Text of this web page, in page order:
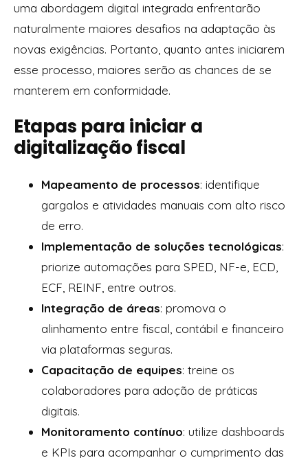
uma abordagem digital integrada enfrentarão
naturalmente maiores desafios na adaptação às
novas exigências. Portanto, quanto antes iniciarem
esse processo, maiores serão as chances de se
manterem em conformidade.
Etapas para iniciar a
digitalização fiscal
Mapeamento de processos: identifique
gargalos e atividades manuais com alto risco
de erro.
Implementação de soluções tecnológicas:
priorize automações para SPED, NF-e, ECD,
ECF, REINF, entre outros.
Integração de áreas: promova o
alinhamento entre fiscal, contábil e financeiro
via plataformas seguras.
Capacitação de equipes: treine os
colaboradores para adoção de práticas
digitais.
Monitoramento contínuo: utilize dashboards
e KPIs para acompanhar o cumprimento das